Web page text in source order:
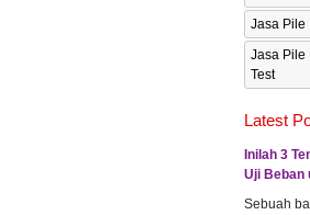
Jasa Pile
Jasa Pile
Test
Latest
Inilah 3
Uji
Sebuah